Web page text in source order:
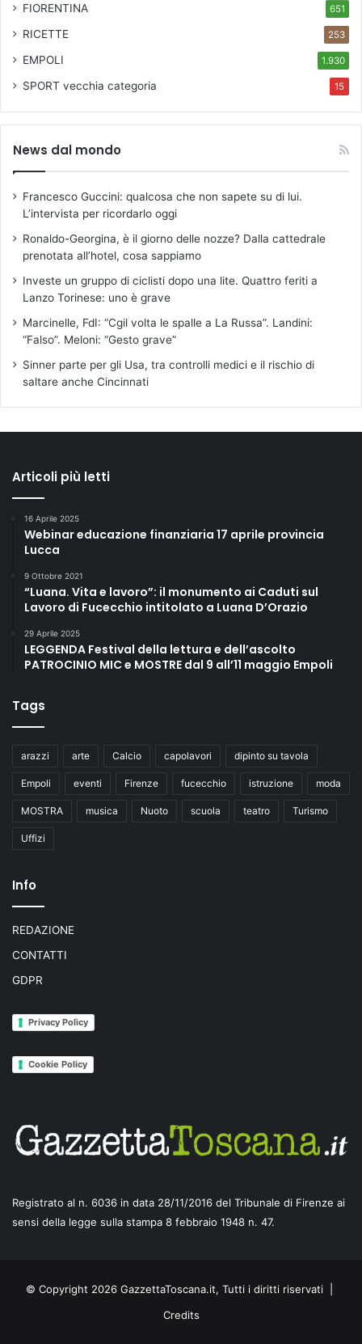
FIORENTINA 651
RICETTE 253
EMPOLI 1.930
SPORT vecchia categoria 15
News dal mondo
Francesco Guccini: qualcosa che non sapete su di lui.
L’intervista per ricordarlo oggi
Ronaldo-Georgina, è il giorno delle nozze? Dalla cattedrale
prenotata all’hotel, cosa sappiamo
Investe un gruppo di ciclisti dopo una lite. Quattro feriti a
Lanzo Torinese: uno è grave
Marcinelle, FdI: “Cgil volta le spalle a La Russa”. Landini:
“Falso”. Meloni: “Gesto grave”
Sinner parte per gli Usa, tra controlli medici e il rischio di
saltare anche Cincinnati
Articoli più letti
16 Aprile 2025
Webinar educazione finanziaria 17 aprile provincia
Lucca
9 Ottobre 2021
“Luana. Vita e lavoro”: il monumento ai Caduti sul
Lavoro di Fucecchio intitolato a Luana D’Orazio
29 Aprile 2025
LEGGENDA Festival della lettura e dell’ascolto
PATROCINIO MIC e MOSTRE dal 9 all’11 maggio Empoli
Tags
arazzi arte Calcio capolavori dipinto su tavola
Empoli eventi Firenze fucecchio istruzione moda
MOSTRA musica Nuoto scuola teatro Turismo
Uffizi
Info
REDAZIONE
CONTATTI
GDPR
Privacy Policy
Cookie Policy
Registrato al n. 6036 in data 28/11/2016 del Tribunale di Firenze ai
sensi della legge sulla stampa 8 febbraio 1948 n. 47.
© Copyright 2026 GazzettaToscana.it, Tutti i diritti riservati |
Credits